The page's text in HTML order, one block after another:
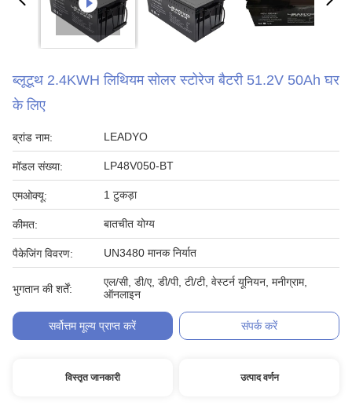
ब्लूटूथ 2.4KWH लिथियम सोलर स्टोरेज बैटरी 51.2V 50Ah घर
के लिए
ब्रांड नाम: LEADYO
मॉडल संख्या: LP48V050-BT
एमओक्यू: 1 टुकड़ा
कीमत: बातचीत योग्य
पैकेजिंग विवरण: UN3480 मानक निर्यात
भुगतान की शर्तें:
एल/सी, डी/ए, डी/पी, टी/टी, वेस्टर्न यूनियन, मनीग्राम,
ऑनलाइन
सर्वोत्तम मूल्य प्राप्त करें संपर्क करें
विस्तृत जानकारी उत्पाद वर्णन